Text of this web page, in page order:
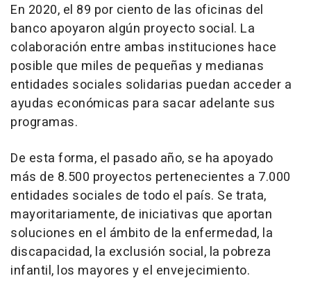
En 2020, el 89 por ciento de las oficinas del
banco apoyaron algún proyecto social. La
colaboración entre ambas instituciones hace
posible que miles de pequeñas y medianas
entidades sociales solidarias puedan acceder a
ayudas económicas para sacar adelante sus
programas.
De esta forma, el pasado año, se ha apoyado
más de 8.500 proyectos pertenecientes a 7.000
entidades sociales de todo el país. Se trata,
mayoritariamente, de iniciativas que aportan
soluciones en el ámbito de la enfermedad, la
discapacidad, la exclusión social, la pobreza
infantil, los mayores y el envejecimiento.